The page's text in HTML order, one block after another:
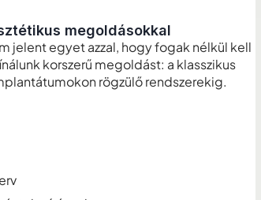
megoldásokkal
jelent egyet azzal, hogy fogak nélkül kell
korszerű megoldást: a klasszikus
rögzülő rendszerekig.